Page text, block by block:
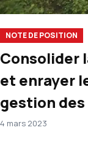
NOTE DE POSITION
Consolider
et enrayer
gestion
4 mars 2023